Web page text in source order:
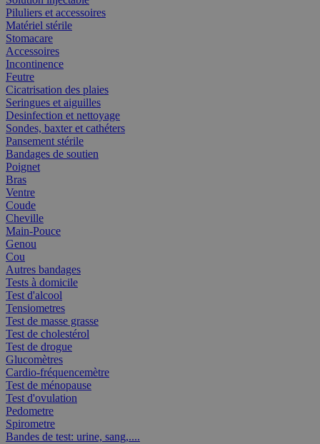
Piluliers et accessoires
Matériel stérile
Stomacare
Accessoires
Incontinence
Feutre
Cicatrisation des plaies
Seringues et aiguilles
Desinfection et nettoyage
Sondes, baxter et cathéters
Pansement stérile
Bandages de soutien
Poignet
Bras
Ventre
Coude
Cheville
Main-Pouce
Genou
Cou
Autres bandages
Tests à domicile
Test d'alcool
Tensiometres
Test de masse grasse
Test de cholestérol
Test de drogue
Glucomètres
Cardio-fréquencemètre
Test de ménopause
Test d'ovulation
Pedometre
Spirometre
Bandes de test: urine, sang,....